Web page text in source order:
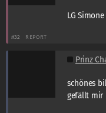
LG Simone
#32 REPORT
Prinz
schönes
gefällt mir